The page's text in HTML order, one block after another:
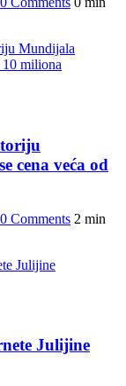
cena veća od
0 Comments 2 min
Julijine